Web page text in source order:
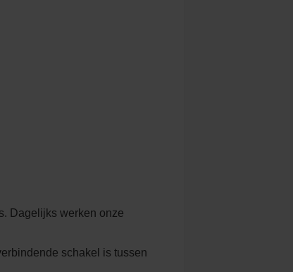
Dagelijks werken onze
schakel is tussen